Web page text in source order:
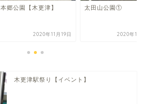
本郷公園【木更津】
2020年11月19日
太田山公園①
2020年11
木更津駅祭り【イベント】